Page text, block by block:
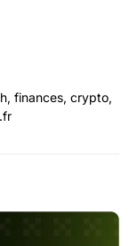
finances, crypto,